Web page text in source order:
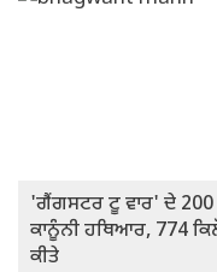
'ਗੈਂਗਸਟਰ ਟੂ ਵਾਰ' ਦੇ 200
ਕਾਨੂੰਨੀ ਹਥਿਆਰ, 774
ਕੀਤੇ